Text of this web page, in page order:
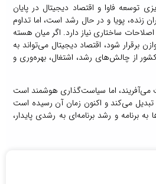
توسعه فاوا و اقتصاد دیجیتال در پایان
زنده، پویا و در حال رشد است، اما تداوم
ساختاری نیاز دارد. اگر میان هسته
برقرار شود، اقتصاد دیجیتال می‌تواند به
از چالش‌های رشد، اشتغال، بهره‌وری و
اما سیاست‌گذاری هوشمند است
می‌کند و اکنون زمان آن رسیده است
برنامه و رشد برنامه‌ای به رشدی پایدار،